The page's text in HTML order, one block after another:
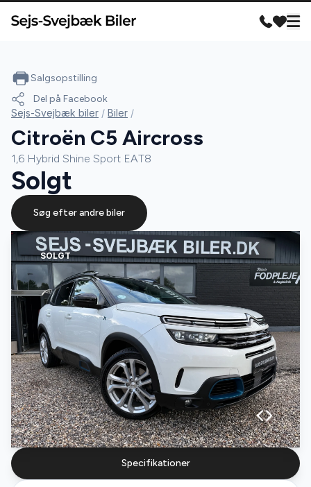
SOLGT
Specifikationer
Salgsopstilling
Del på Facebook
Sejs-Svejbæk biler / Biler /
Citroën C5 Aircross
1,6 Hybrid Shine Sport EAT8
Solgt
Søg efter andre biler